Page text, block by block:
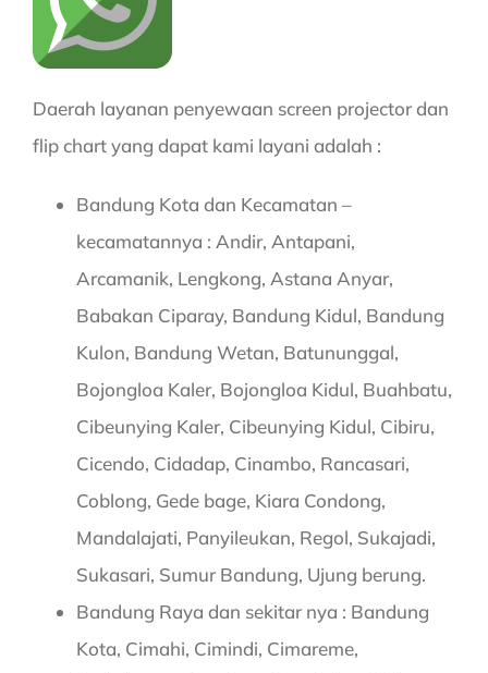
Daerah layanan penyewaan screen projector dan
flip chart yang dapat kami layani adalah :
Bandung Kota dan Kecamatan –
kecamatannya : Andir, Antapani,
Arcamanik, Lengkong, Astana Anyar,
Babakan Ciparay, Bandung Kidul, Bandung
Kulon, Bandung Wetan, Batununggal,
Bojongloa Kaler, Bojongloa Kidul, Buahbatu,
Cibeunying Kaler, Cibeunying Kidul, Cibiru,
Cicendo, Cidadap, Cinambo, Rancasari,
Coblong, Gede bage, Kiara Condong,
Mandalajati, Panyileukan, Regol, Sukajadi,
Sukasari, Sumur Bandung, Ujung berung.
Bandung Raya dan sekitar nya : Bandung
Kota, Cimahi, Cimindi, Cimareme,